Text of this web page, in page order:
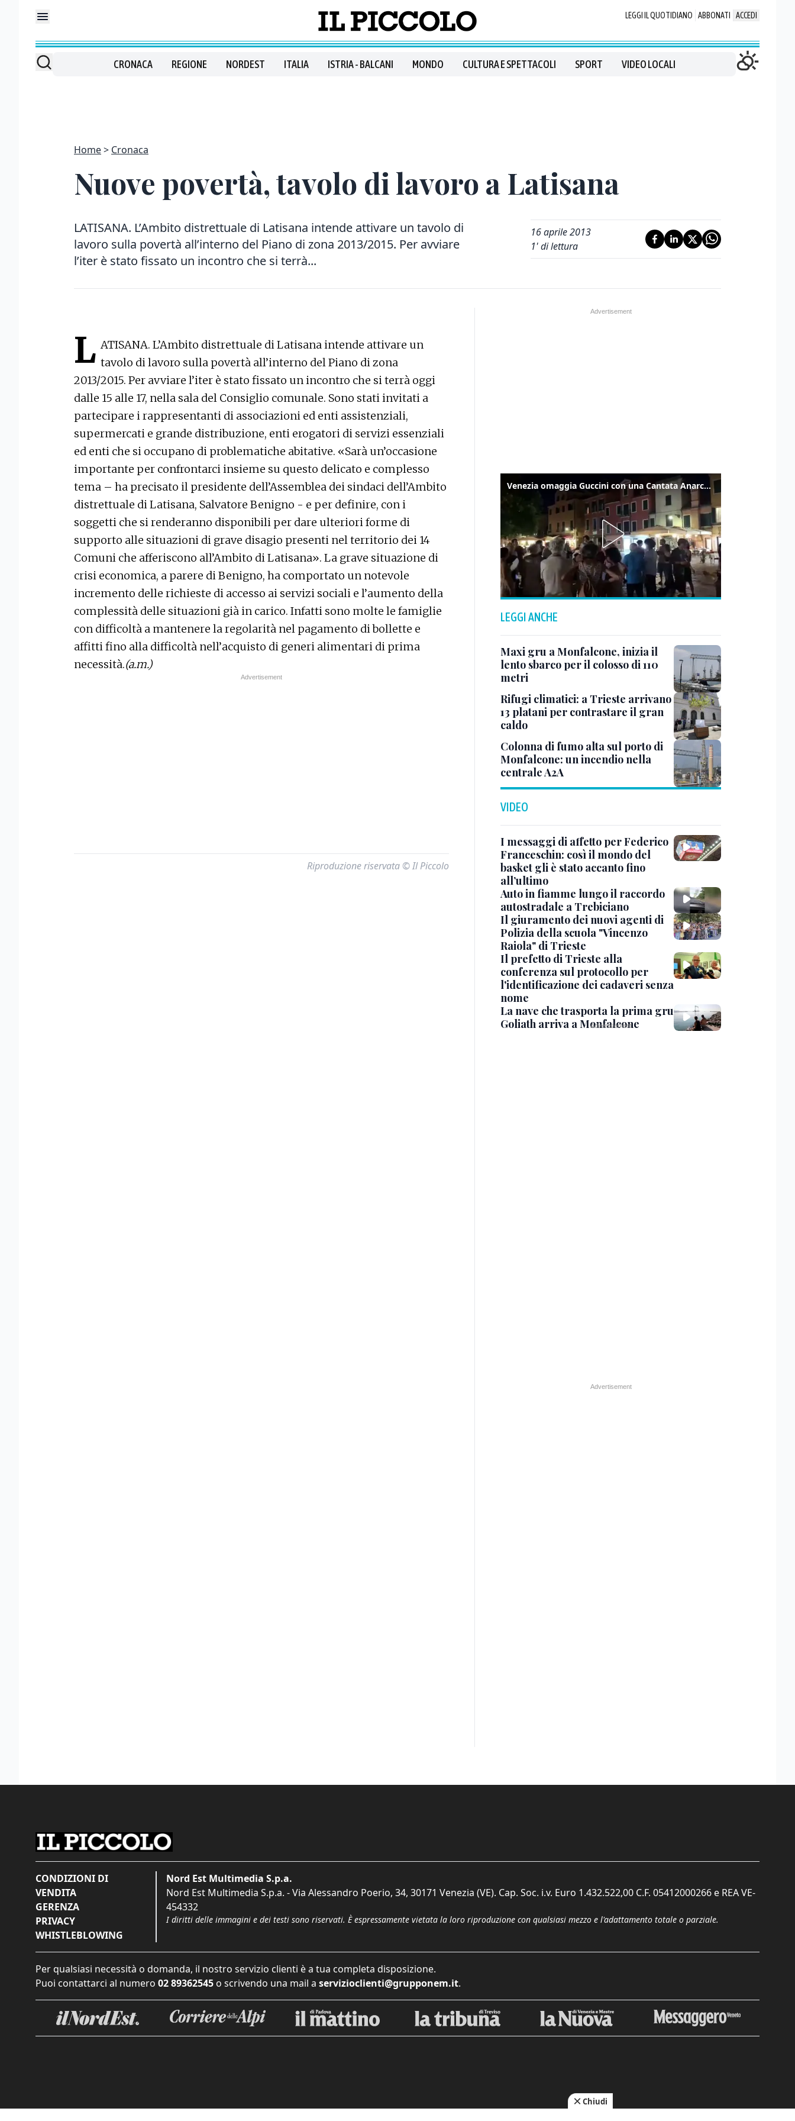
LEGGI IL QUOTIDIANO ABBONATI ACCEDI
CRONACA REGIONE NORDEST ITALIA ISTRIA - BALCANI MONDO CULTURA E SPETTACOLI SPORT VIDEO LOCALI
Home Cronaca
Nuove povertà, tavolo di lavoro a Latisana
LATISANA. L’Ambito distrettuale di Latisana intende attivare un tavolo di
lavoro sulla povertà all’interno del Piano di zona 2013/2015. Per avviare
l’iter è stato fissato un incontro che si terrà...
16 aprile 2013
1' di lettura
L ATISANA. L’Ambito distrettuale di Latisana intende attivare un
tavolo di lavoro sulla povertà all’interno del Piano di zona
2013/2015. Per avviare l’iter è stato fissato un incontro che si terrà oggi
dalle 15 alle 17, nella sala del Consiglio comunale. Sono stati invitati a
partecipare i rappresentanti di associazioni ed enti assistenziali,
supermercati e grande distribuzione, enti erogatori di servizi essenziali
ed enti che si occupano di problematiche abitative. «Sarà un’occasione
importante per confrontarci insieme su questo delicato e complesso
tema – ha precisato il presidente dell’Assemblea dei sindaci dell’Ambito
distrettuale di Latisana, Salvatore Benigno - e per definire, con i
soggetti che si renderanno disponibili per dare ulteriori forme di
supporto alle situazioni di grave disagio presenti nel territorio dei 14
Comuni che afferiscono all’Ambito di Latisana». La grave situazione di
crisi economica, a parere di Benigno, ha comportato un notevole
incremento delle richieste di accesso ai servizi sociali e l’aumento della
complessità delle situazioni già in carico. Infatti sono molte le famiglie
con difficoltà a mantenere la regolarità nel pagamento di bollette e
affitti fino alla difficoltà nell’acquisto di generi alimentari di prima
necessità.(a.m.)
Riproduzione riservata © Il Piccolo
Venezia omaggia Guccini con una Cantata Anarchica in campo Santa Margherita
LEGGI ANCHE
Maxi gru a Monfalcone, inizia il
lento sbarco per il colosso di 110
metri
Rifugi climatici: a Trieste arrivano
13 platani per contrastare il gran
caldo
Colonna di fumo alta sul porto di
Monfalcone: un incendio nella
centrale A2A
VIDEO
I messaggi di affetto per Federico
Franceschin: così il mondo del
basket gli è stato accanto fino
all’ultimo
Auto in fiamme lungo il raccordo
autostradale a Trebiciano
Il giuramento dei nuovi agenti di
Polizia della scuola "Vincenzo
Raiola" di Trieste
Il prefetto di Trieste alla
conferenza sul protocollo per
l'identificazione dei cadaveri senza
nome
La nave che trasporta la prima gru
Goliath arriva a Monfalcone
CONDIZIONI DI
VENDITA
GERENZA
PRIVACY
WHISTLEBLOWING
Nord Est Multimedia S.p.a.
Nord Est Multimedia S.p.a. - Via Alessandro Poerio, 34, 30171 Venezia (VE). Cap. Soc. i.v. Euro 1.432.522,00 C.F. 05412000266 e REA VE-
454332
I diritti delle immagini e dei testi sono riservati. È espressamente vietata la loro riproduzione con qualsiasi mezzo e l'adattamento totale o parziale.
Per qualsiasi necessità o domanda, il nostro servizio clienti è a tua completa disposizione.
Puoi contattarci al numero 02 89362545 o scrivendo una mail a servizioclienti@grupponem.it.
Chiudi